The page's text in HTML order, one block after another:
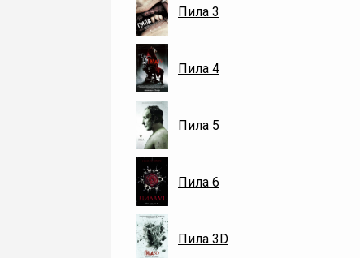
Пила 3
Пила 4
Пила 5
Пила 6
Пила 3D